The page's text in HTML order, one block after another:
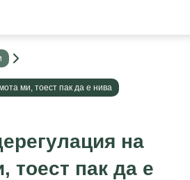
ми, тоест пак да е нива
на
тоест пак да е